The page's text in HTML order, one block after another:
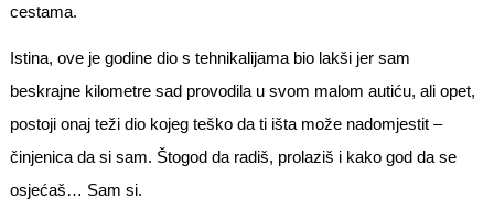
cestama.
Istina, ove je godine dio s tehnikalijama bio lakši jer sam
beskrajne kilometre sad provodila u svom malom autiću, ali opet,
postoji onaj teži dio kojeg teško da ti išta može nadomjestit –
činjenica da si sam. Štogod da radiš, prolaziš i kako god da se
osjećaš… Sam si.